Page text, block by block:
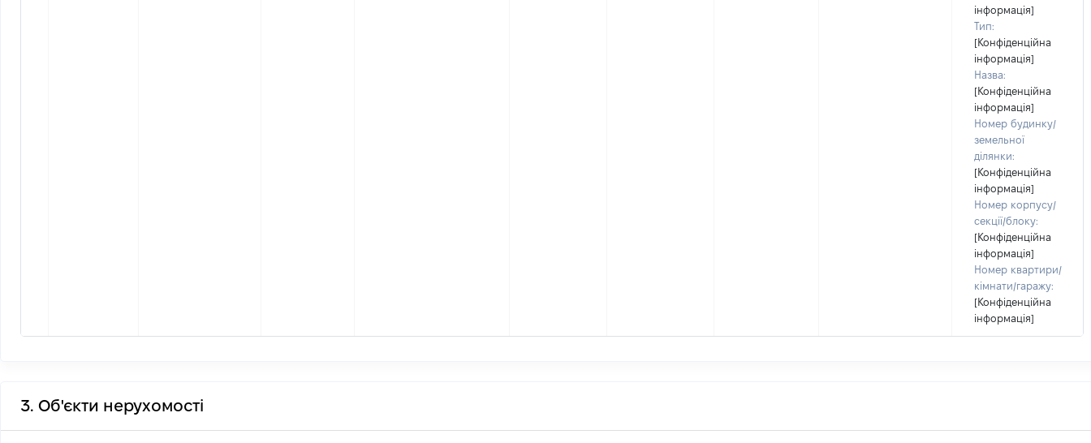
інформація]
Тип:
[Конфіденційна
інформація]
Назва:
[Конфіденційна
інформація]
Номер будинку/
земельної
ділянки:
[Конфіденційна
інформація]
Номер корпусу/
секції/блоку:
[Конфіденційна
інформація]
Номер квартири/
кімнати/гаражу:
[Конфіденційна
інформація]
3. Об'єкти нерухомості